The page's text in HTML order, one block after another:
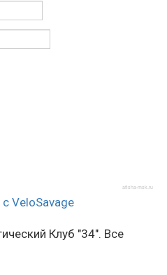
afisha-msk.ru
Клуб "34". Все